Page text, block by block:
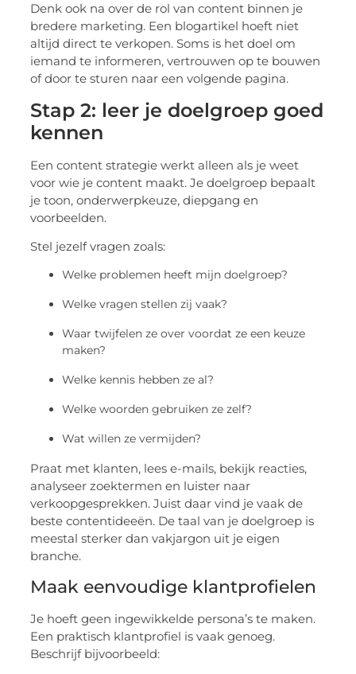
Denk ook na over de rol van content binnen je
bredere marketing. Een blogartikel hoeft niet
altijd direct te verkopen. Soms is het doel om
iemand te informeren, vertrouwen op te bouwen
of door te sturen naar een volgende pagina.
Stap 2: leer je doelgroep goed
kennen
Een content strategie werkt alleen als je weet
voor wie je content maakt. Je doelgroep bepaalt
je toon, onderwerpkeuze, diepgang en
voorbeelden.
Stel jezelf vragen zoals:
Welke problemen heeft mijn doelgroep?
Welke vragen stellen zij vaak?
Waar twijfelen ze over voordat ze een keuze
maken?
Welke kennis hebben ze al?
Welke woorden gebruiken ze zelf?
Wat willen ze vermijden?
Praat met klanten, lees e-mails, bekijk reacties,
analyseer zoektermen en luister naar
verkoopgesprekken. Juist daar vind je vaak de
beste contentideeën. De taal van je doelgroep is
meestal sterker dan vakjargon uit je eigen
branche.
Maak eenvoudige klantprofielen
Je hoeft geen ingewikkelde persona’s te maken.
Een praktisch klantprofiel is vaak genoeg.
Beschrijf bijvoorbeeld: